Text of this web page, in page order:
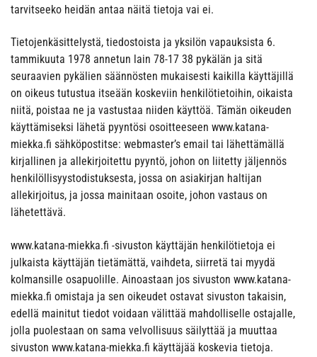
tarvitseeko heidän antaa näitä tietoja vai ei.
Tietojenkäsittelystä, tiedostoista ja yksilön vapauksista 6.
tammikuuta 1978 annetun lain 78-17 38 pykälän ja sitä
seuraavien pykälien säännösten mukaisesti kaikilla käyttäjillä
on oikeus tutustua itseään koskeviin henkilötietoihin, oikaista
niitä, poistaa ne ja vastustaa niiden käyttöä. Tämän oikeuden
käyttämiseksi lähetä pyyntösi osoitteeseen www.katana-
miekka.fi sähköpostitse: webmaster’s email tai lähettämällä
kirjallinen ja allekirjoitettu pyyntö, johon on liitetty jäljennös
henkilöllisyystodistuksesta, jossa on asiakirjan haltijan
allekirjoitus, ja jossa mainitaan osoite, johon vastaus on
lähetettävä.
www.katana-miekka.fi -sivuston käyttäjän henkilötietoja ei
julkaista käyttäjän tietämättä, vaihdeta, siirretä tai myydä
kolmansille osapuolille. Ainoastaan jos sivuston www.katana-
miekka.fi omistaja ja sen oikeudet ostavat sivuston takaisin,
edellä mainitut tiedot voidaan välittää mahdolliselle ostajalle,
jolla puolestaan on sama velvollisuus säilyttää ja muuttaa
sivuston www.katana-miekka.fi käyttäjää koskevia tietoja.